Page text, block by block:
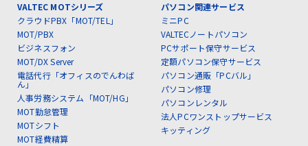
VALTEC MOTシリーズ
クラウドPBX「MOT/TEL」
MOT/PBX
ビジネスフォン
MOT/DX Server
電話代行「オフィスのでんわば
ん」
人事労務システム「MOT/HG」
MOT勤怠管理
MOTシフト
MOT経費精算
パソコン関連サービス
ミニPC
VALTECノートパソコン
PCサポート保守サービス
定額パソコン保守サービス
パソコン通販「PCバル」
パソコン修理
パソコンレンタル
法人PCワンストップサービス
キッティング